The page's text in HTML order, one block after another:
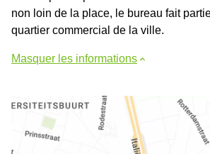
non loin de la place, le bureau fait
quartier commercial de la ville.
Masquer les informations